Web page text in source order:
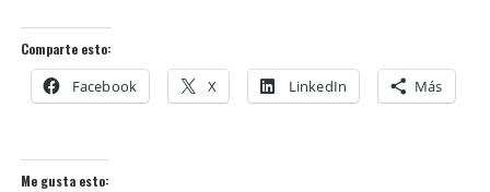
Comparte esto:
Facebook X LinkedIn Más
Me gusta esto: